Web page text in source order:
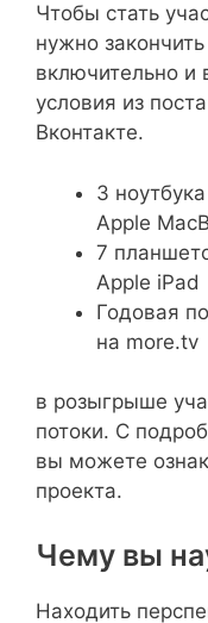
Чтобы стать
нужно
включительно и
условия из
Вконтакте.
3 ноутбука
Apple
7
Apple iPad
Годовая
на more.tv
в розыгрыше
потоки. С
вы можете
проекта.
Чему вы
Находить